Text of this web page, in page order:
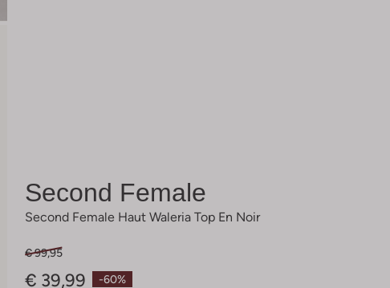
Second Female
Second Female Haut Waleria Top En Noir
-60%
€ 99,95
€ 39,99